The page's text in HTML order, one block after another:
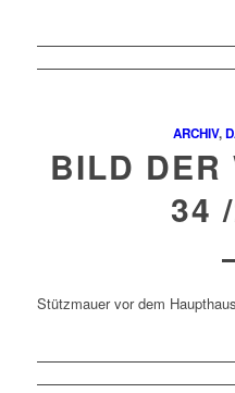
ARCHIV,
BILD DER
34
Stützmauer vor dem Haupthaus